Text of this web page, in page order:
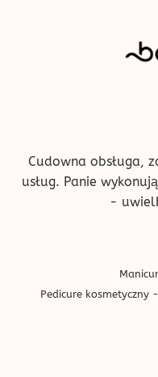
Cudowna obsługa,
usług. Panie
-
Pedicure